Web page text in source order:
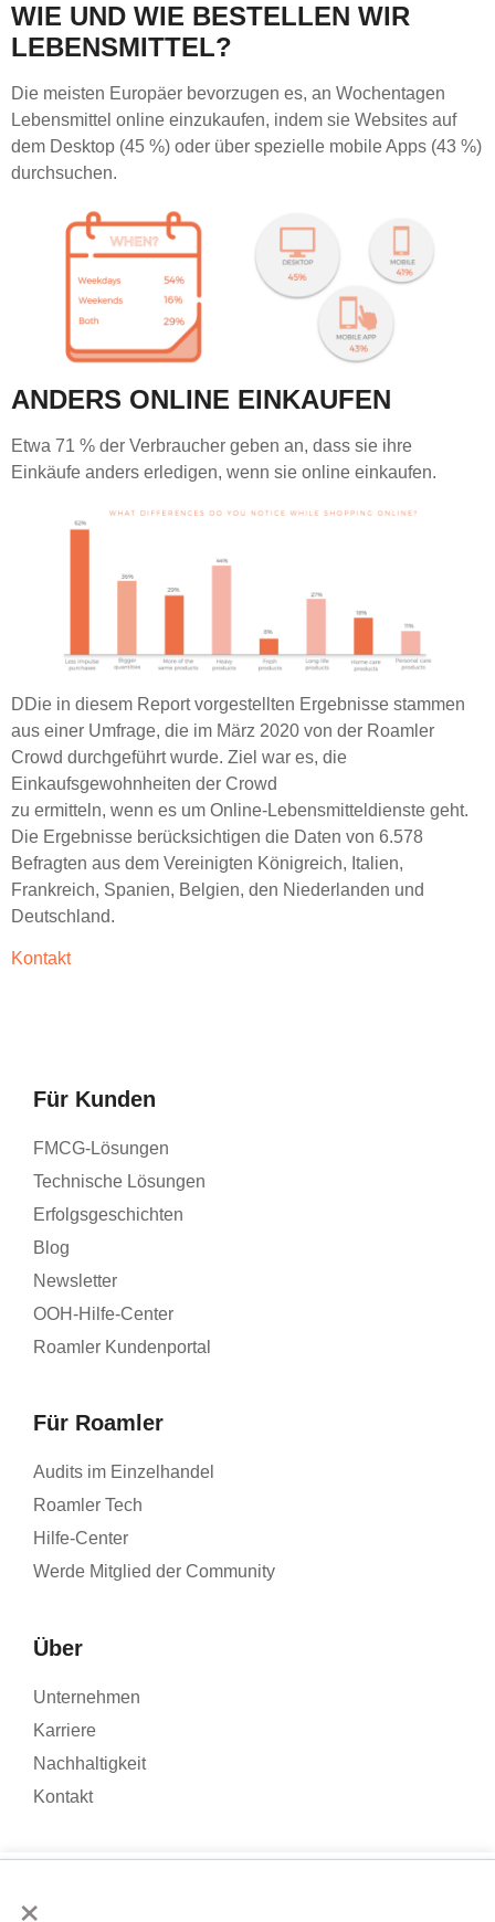
×
analysieren und Ihr Nutzererlebnis zu verbessern. Wenn Sie auf
WIE UND WIE BESTELLEN WIR
LEBENSMITTEL?
Die meisten Europäer bevorzugen es, an Wochentagen
Lebensmittel online einzukaufen, indem sie Websites auf
dem Desktop (45 %) oder über spezielle mobile Apps (43 %)
durchsuchen.
ANDERS ONLINE EINKAUFEN
Etwa 71 % der Verbraucher geben an, dass sie ihre
Einkäufe anders erledigen, wenn sie online einkaufen.
DDie in diesem Report vorgestellten Ergebnisse stammen
aus einer Umfrage, die im März 2020 von der Roamler
Crowd durchgeführt wurde. Ziel war es, die
Einkaufsgewohnheiten der Crowd
zu ermitteln, wenn es um Online-Lebensmitteldienste geht.
Die Ergebnisse berücksichtigen die Daten von 6.578
Befragten aus dem Vereinigten Königreich, Italien,
Frankreich, Spanien, Belgien, den Niederlanden und
Deutschland.
Kontakt
Für Kunden
FMCG-Lösungen
Technische Lösungen
Erfolgsgeschichten
Blog
Newsletter
OOH-Hilfe-Center
Roamler Kundenportal
Für Roamler
Audits im Einzelhandel
Roamler Tech
Hilfe-Center
Werde Mitglied der Community
Über
Unternehmen
Karriere
Nachhaltigkeit
Kontakt